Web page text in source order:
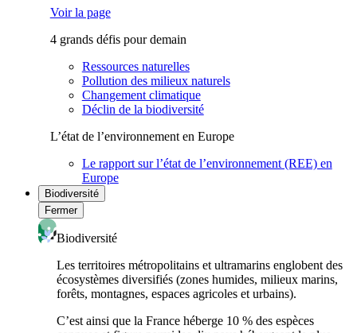
Voir la page
4 grands défis pour demain
Ressources naturelles
Pollution des milieux naturels
Changement climatique
Déclin de la biodiversité
L’état de l’environnement en Europe
Le rapport sur l’état de l’environnement (REE) en
Europe
Biodiversité
Fermer
Biodiversité
Les territoires métropolitains et ultramarins englobent des
écosystèmes diversifiés (zones humides, milieux marins,
forêts, montagnes, espaces agricoles et urbains).
C’est ainsi que la France héberge 10 % des espèces